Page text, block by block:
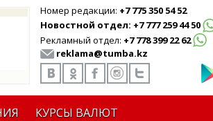
Номер редакции: +7 775 350 54 52
Новостной отдел: +7 777 259 44 50
Рекламный отдел: +7 778 399 22 62
reklama@tumba.kz
КУРСЫ ВАЛЮТ